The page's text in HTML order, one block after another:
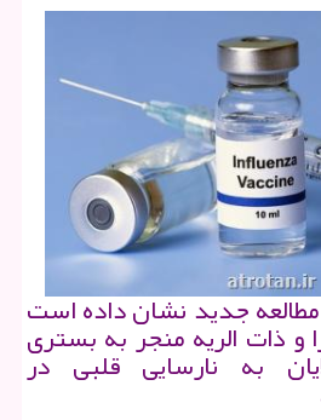
جدید نشان داده است
و ذات الریه منجر به بستری
به نارسایی قلبی در